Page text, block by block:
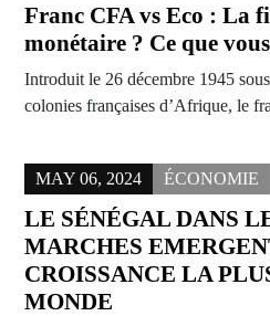
Franc CFA vs Eco : La
monétaire ? Ce que
Introduit le 26 décembre 1945
colonies françaises d’Afrique, le
MAY 06, 2024 ÉCONOMIE
LE SÉNÉGAL DANS
MARCHES
CROISSANCE LA
MONDE